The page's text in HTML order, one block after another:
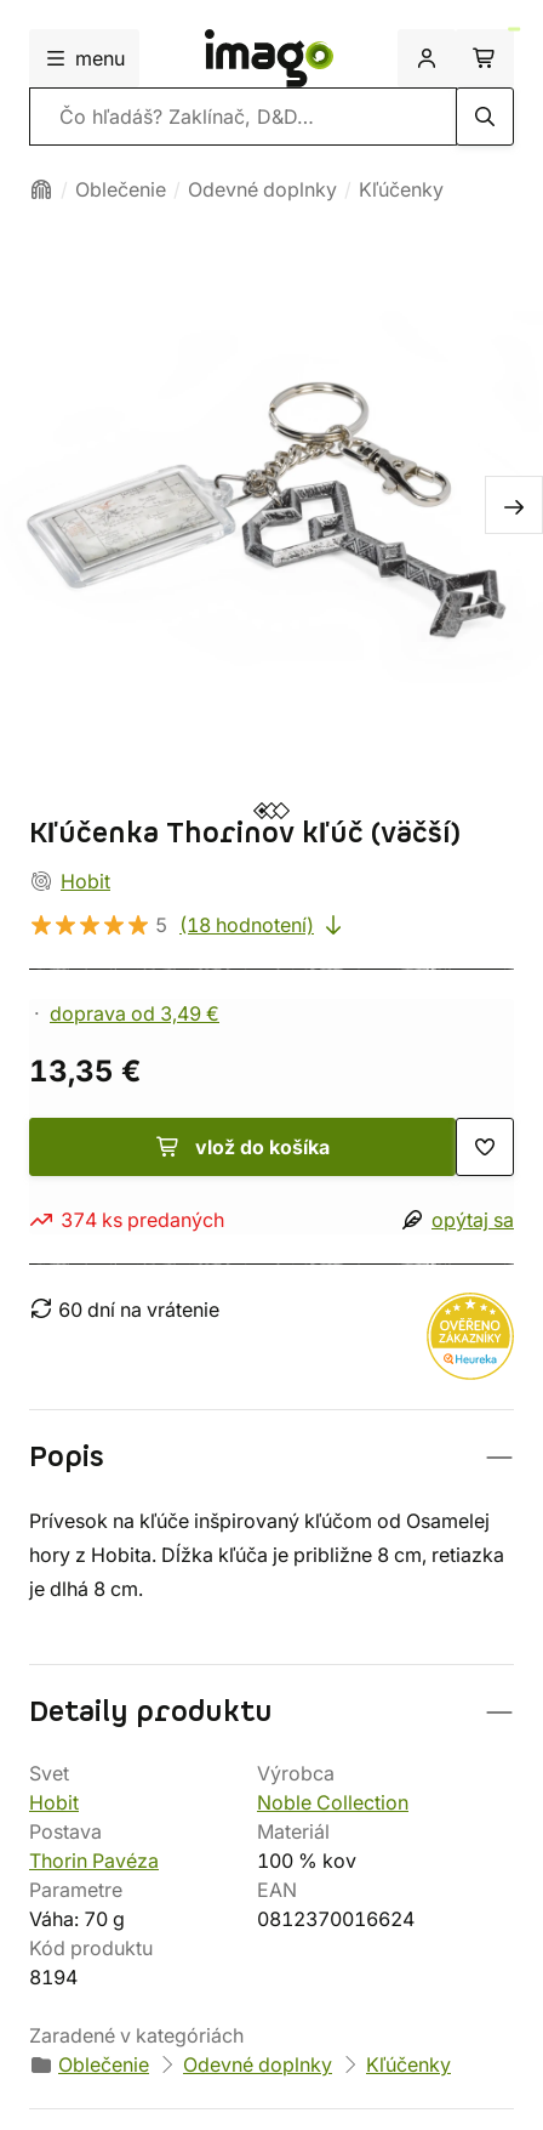
menu
Vyhľadávanie
Oblečenie Odevné doplnky Kľúčenky
Kľúčenka Thorinov kľúč (väčší)
Hobit
5
(18 hodnotení)
doprava od 3,49 €
13,35 €
vlož do košíka
374 ks predaných opýtaj sa
60 dní na vrátenie
Popis
Prívesok na kľúče inšpirovaný kľúčom od Osamelej
hory z Hobita. Dĺžka kľúča je približne 8 cm, retiazka
je dlhá 8 cm.
Detaily produktu
Svet
Hobit
Výrobca
Noble Collection
Postava
Thorin Pavéza
Materiál
100 % kov
Parametre
Váha: 70 g
EAN
0812370016624
Kód produktu
8194
Zaradené v kategóriách
Oblečenie
Odevné doplnky Kľúčenky